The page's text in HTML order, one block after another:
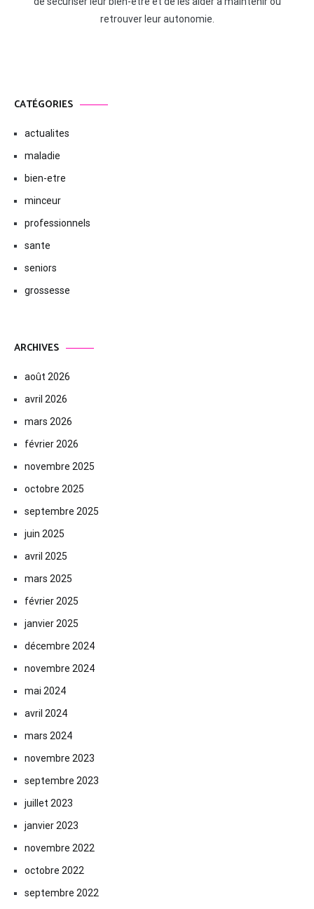
retrouver leur autonomie.
CATÉGORIES
actualites
maladie
bien-etre
minceur
professionnels
sante
seniors
grossesse
ARCHIVES
août 2026
avril 2026
mars 2026
février 2026
novembre 2025
octobre 2025
septembre 2025
juin 2025
avril 2025
mars 2025
février 2025
janvier 2025
décembre 2024
novembre 2024
mai 2024
avril 2024
mars 2024
novembre 2023
septembre 2023
juillet 2023
janvier 2023
novembre 2022
octobre 2022
septembre 2022